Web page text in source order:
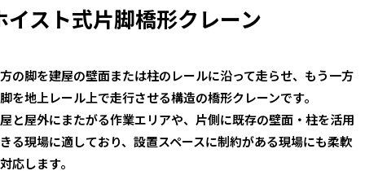
イスト式片脚橋形クレーン
の脚を建屋の壁面または柱のレールに沿って走らせ、もう一方
を地上レール上で走行させる構造の橋形クレーンです。
と屋外にまたがる作業エリアや、片側に既存の壁面・柱を活用
る現場に適しており、設置スペースに制約がある現場にも柔軟
応します。